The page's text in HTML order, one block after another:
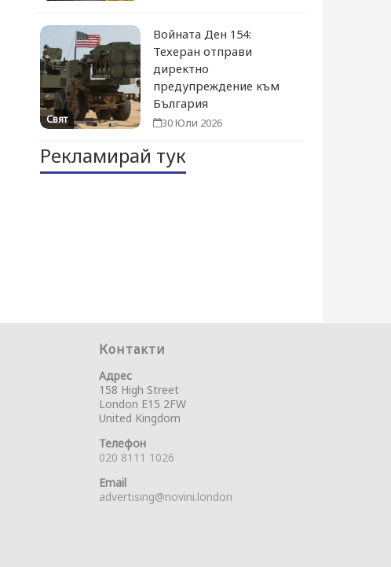
Свят
Войната Ден 154:
Техеран отправи
директно
предупреждение към
България
30 Юли 2026
Рекламирай тук
Контакти
Адрес
158 High Street
London E15 2FW
United Kingdom
Телефон
020 8111 1026
Email
advertising@novini.london